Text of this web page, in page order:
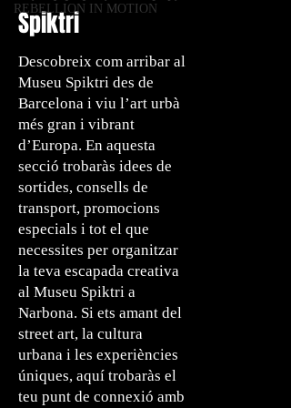
REBELLION IN MOTION
Spiktri
Descobreix com arribar al
Museu Spiktri des de
Barcelona i viu l’art urbà
més gran i vibrant
d’Europa. En aquesta
secció trobaràs idees de
sortides, consells de
transport, promocions
especials i tot el que
necessites per organitzar
la teva escapada creativa
al Museu Spiktri a
Narbona. Si ets amant del
street art, la cultura
urbana i les experiències
úniques, aquí trobaràs el
teu punt de connexió amb